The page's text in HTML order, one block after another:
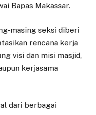
Bapas Makassar.
masing seksi diberi
rencana kerja
visi dan misi masjid,
kerjasama
dari berbagai